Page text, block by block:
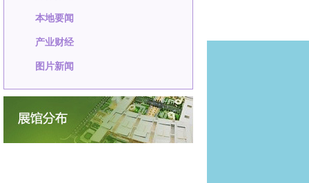
本地要闻
产业财经
图片新闻